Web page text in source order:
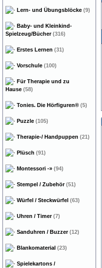
Lern- und Übungsblöcke (9)
Baby- und Kleinkind-
Spielzeug/Bücher(316)
Erstes Lernen (31)
Vorschule (100)
Für Therapie und zu
Hause (58)
Tonies. Die Hörfiguren® (5)
Puzzle (105)
Therapie-/ Handpuppen (21)
Plüsch (91)
Montessori -» (94)
Stempel / Zubehör(51)
Würfel / Steckwürfel (63)
Uhren / Timer(7)
Sanduhren / Buzzer(12)
Blankomaterial (23)
Spielekartons /